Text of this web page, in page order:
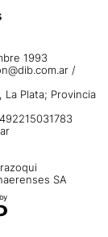
1993
/
Plata; Provincia
SA